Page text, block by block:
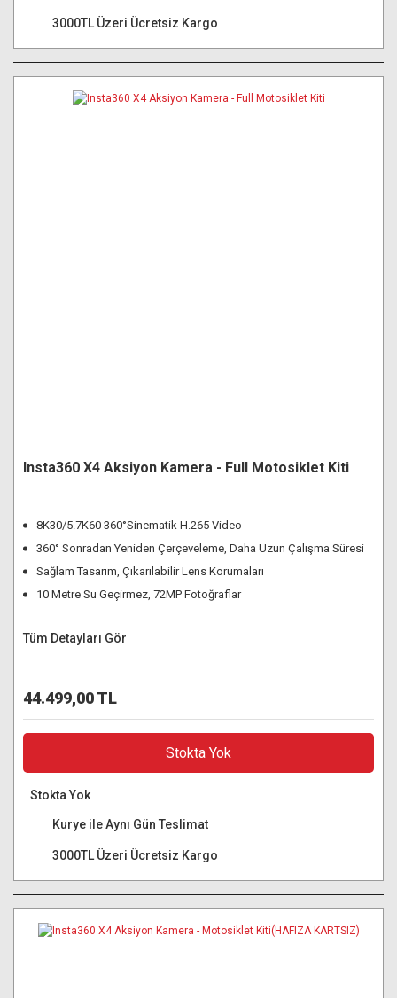
3000TL Üzeri Ücretsiz Kargo
Insta360 X4 Aksiyon Kamera - Full Motosiklet Kiti
8K30/5.7K60 360°Sinematik H.265 Video
360° Sonradan Yeniden Çerçeveleme, Daha Uzun Çalışma Süresi
Sağlam Tasarım, Çıkarılabilir Lens Korumaları
10 Metre Su Geçirmez, 72MP Fotoğraflar
Tüm Detayları Gör
44.499,00 TL
Stokta Yok
Stokta Yok
Kurye ile Aynı Gün Teslimat
3000TL Üzeri Ücretsiz Kargo